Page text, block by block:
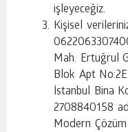
işleyeceğiz.
Kişisel
Mah. Ertuğrul
Blok Apt
İstanbul Bina
2708840158
Modern